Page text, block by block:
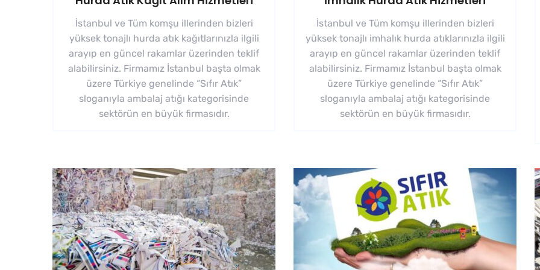
İstanbul ve Tüm komşu illerinden bizleri
yüksek tonajlı hurda atık kağıtlarınızla ilgili
arayıp en güncel rakamlar üzerinden teklif
alabilirsiniz. Firmamız İstanbul başta olmak
üzere Türkiye genelinde “Sıfır Atık”
sloganıyla ambalaj atığı kategorisinde
sektörün en büyük firmasıdır.
İstanbul ve Tüm komşu illerinden bizleri
yüksek tonajlı imhalık hurda atıklarınızla ilgili
arayıp en güncel rakamlar üzerinden teklif
alabilirsiniz. Firmamız İstanbul başta olmak
üzere Türkiye genelinde “Sıfır Atık”
sloganıyla ambalaj atığı kategorisinde
sektörün en büyük firmasıdır.